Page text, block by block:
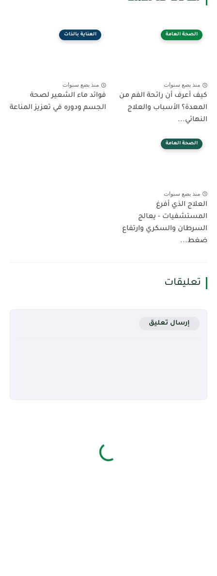
الصحة العامة
منذ بضع سنوات
كيف أعرف أن رائحة الفم من
المعدة؟ الأسباب والعلاج
النهائي...
العناية بالذات
منذ بضع سنوات
فوائد ماء الشعير لصحة
الجسم ودوره في تعزيز المناعة
الصحة العامة
منذ بضع سنوات
العلاج الذي أفرغ
المستشفيات - يعالج
السرطان والسكري وارتفاع
ضغط...
تعليقات
إرسال تعليق